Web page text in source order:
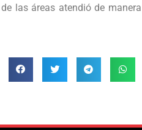
las áreas atendió de manera